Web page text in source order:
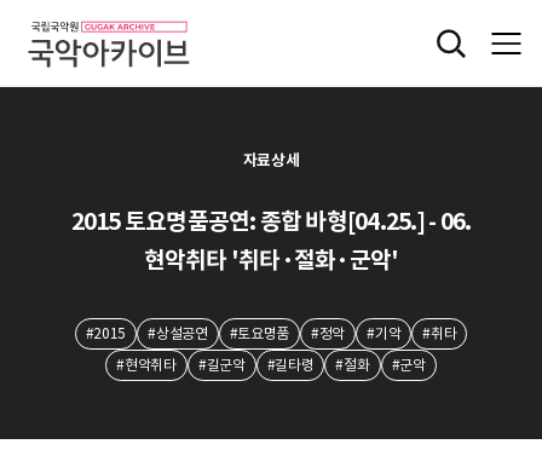
자료상세
2015 토요명품공연: 종합 바형[04.25.] - 06.
현악취타 '취타·절화·군악'
#2015 #상설공연 #토요명품 #정악 #기악
#취타
#현악취타
#길군악 #길타령 #절화 #군악